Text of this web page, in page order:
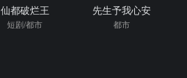
仙都破烂王
短剧/都市
先生予我心安
都市